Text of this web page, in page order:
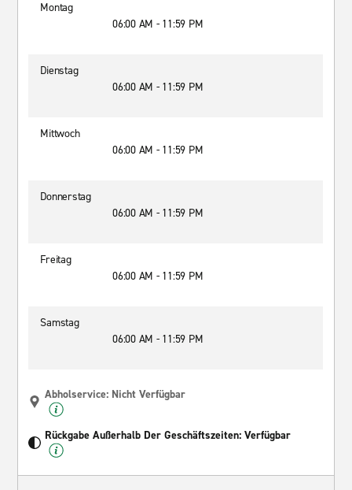
Montag
06:00 AM - 11:59 PM
Dienstag
06:00 AM - 11:59 PM
Mittwoch
06:00 AM - 11:59 PM
Donnerstag
06:00 AM - 11:59 PM
Freitag
06:00 AM - 11:59 PM
Samstag
06:00 AM - 11:59 PM
Abholservice: Nicht Verfügbar
Rückgabe Außerhalb Der Geschäftszeiten: Verfügbar